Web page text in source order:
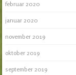
februar 2020
januar 2020
november 2019
oktober 2019
september 2019